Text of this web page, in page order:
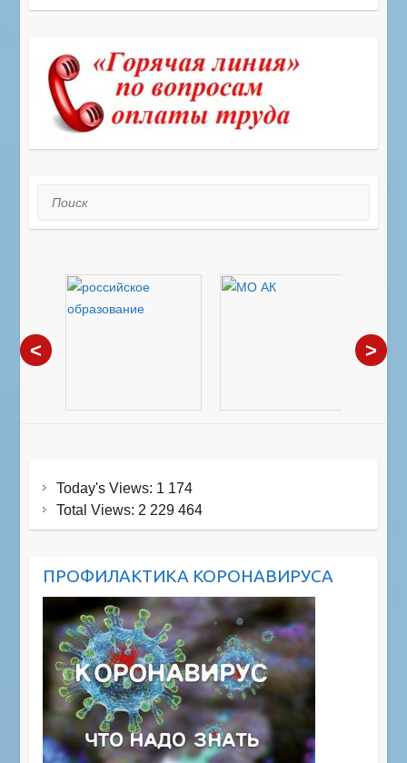
Поиск
< >
Today's Views: 1 174
Total Views: 2 229 464
ПРОФИЛАКТИКА КОРОНАВИРУСА